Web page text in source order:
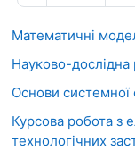
Математичні
Науково-дослідна
Основи системної
Курсова робота з
технологічних